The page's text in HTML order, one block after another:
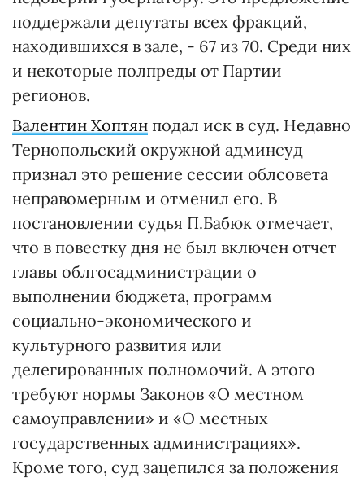
поддержали депутаты всех фракций,
находившихся в зале, - 67 из 70. Среди них
и некоторые полпреды от Партии
регионов.
Валентин Хоптян подал иск в суд. Недавно
Тернопольский окружной админсуд
признал это решение сессии облсовета
неправомерным и отменил его. В
постановлении судья П.Бабюк отмечает,
что в повестку дня не был включен отчет
главы облгосадминистрации о
выполнении бюджета, программ
социально-экономического и
культурного развития или
делегированных полномочий. А этого
требуют нормы Законов «О местном
самоуправлении» и «О местных
государственных администрациях».
Кроме того, суд зацепился за положения